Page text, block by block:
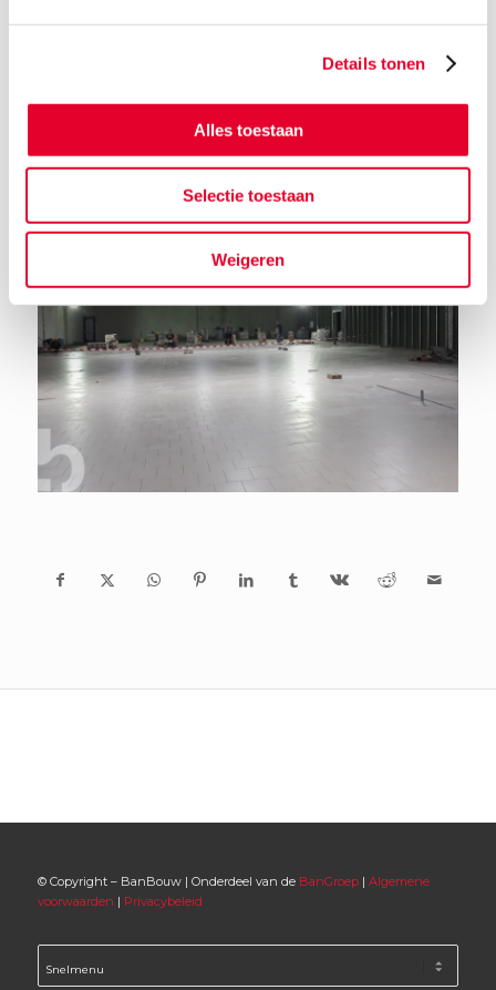
Details tonen
Alles toestaan
Selectie toestaan
Weigeren
© Copyright – BanBouw | Onderdeel van de BanGroep| Algemene
voorwaarden | Privacybeleid